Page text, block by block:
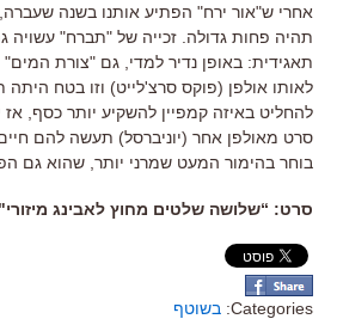
אחרי ש"אור ירח" הפתיע אותנו בשנה
תהיה פחות גדולה . זכייה של "תברח" עשויה
תאגידית: באופן נדיר למדי, גם "צורת
לאותו אולפן (פוקס סרצ'לייט) וזו בטח
להחליט באיזה קמפיין להשקיע יותר כסף, אז
סרט מאולפן אחר (יוניברסל) תעשה להם חיים
בוחר בהימור המעט שמרני יותר שהוא גם
סרט: “שלושה שלטים מחוץ לאבינג מיזורי
Categories: בשוטף